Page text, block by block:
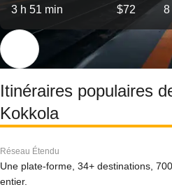
3 h 51 min $72 8
Itinéraires populaires
Kokkola
Réseau Étendu
Une plate-forme, 34+ destinations,
entier.